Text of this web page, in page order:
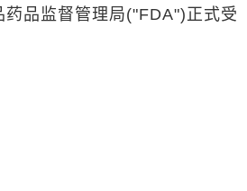
品监督管理局("FDA")正式受